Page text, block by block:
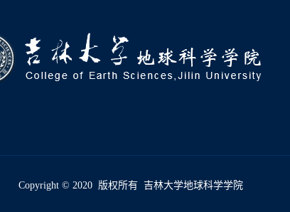
Copyright © 2020 版权所有 吉林大学地球科学学院